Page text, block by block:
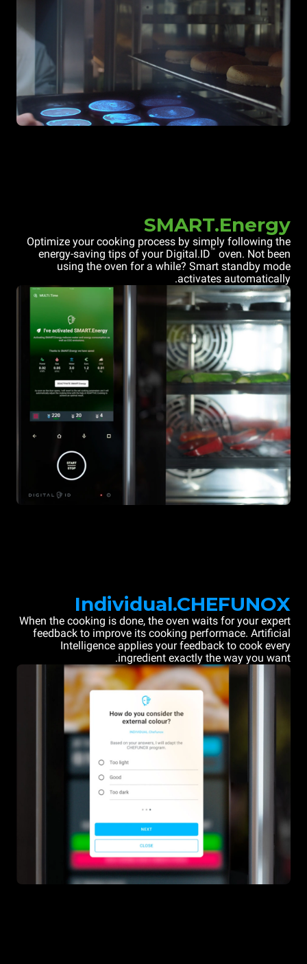
SMART.Energy
Optimize your cooking process by simply following the
energy-saving tips of your Digital.ID™ oven. Not been
using the oven for a while? Smart standby mode
activates automatically.
Individual.CHEFUNOX
When the cooking is done, the oven waits for your expert
feedback to improve its cooking performace. Artificial
Intelligence applies your feedback to cook every
ingredient exactly the way you want.